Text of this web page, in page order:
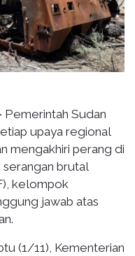
Pemerintah Sudan
upaya regional
mengakhiri perang di
brutal
kelompok
jawab atas
(1/11), Kementerian